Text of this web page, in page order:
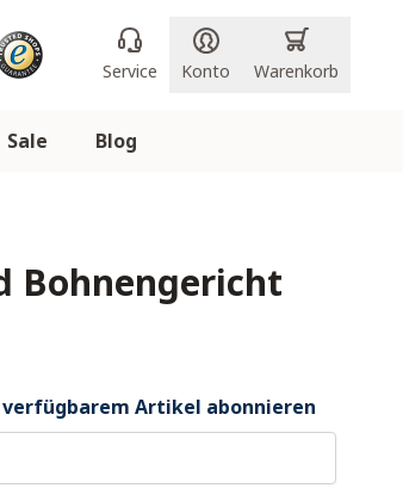
Sale Blog
Service Konto Warenkorb
Bohnengericht
Artikel abonnieren